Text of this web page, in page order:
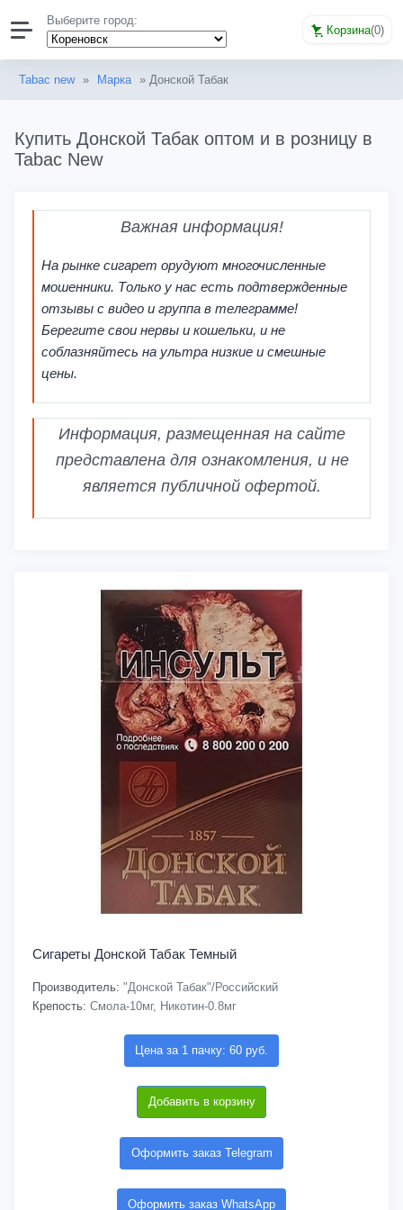
Выберите город:
Корзина(0)
Tabac new » Марка » Донской Табак
Купить Донской Табак оптом и в розницу в
Tabac New
Важная информация!
На рынке сигарет орудуют многочисленные
мошенники. Только у нас есть подтвержденные
отзывы с видео и группа в телеграмме!
Берегите свои нервы и кошельки, и не
соблазняйтесь на ультра низкие и смешные
цены.
Информация, размещенная на сайте
представлена для ознакомления, и не
является публичной офертой.
Сигареты Донской Табак Темный
Производитель: "Донской Табак"/Российский
Крепость: Смола-10мг, Никотин-0.8мг
Цена за 1 пачку: 60 руб.
Добавить в корзину
Оформить заказ Telegram
Оформить заказ WhatsApp